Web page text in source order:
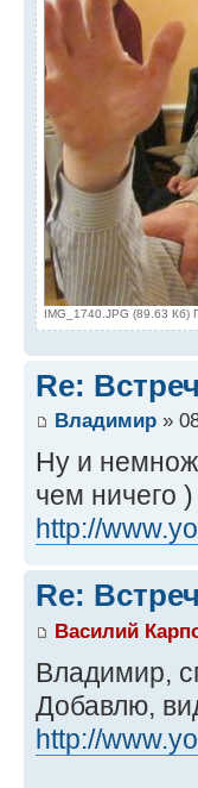
IMG_1740.JPG (89.63 Кб)
Re:
Владимир »
Ну и
чем ничего )
http://
Re:
Василий
Владимир,
Добавлю,
http://